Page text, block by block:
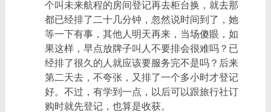
个叫未来航程的房间登记再去柜台换，就去那
都已经排了二十几分钟，忽然说时间到了，她
等一下有事，其他人明天再来，当场傻眼，如
果这样，早点放牌子叫人不要排会很难吗？已
经排了很久的人就应该要服务完不是吗？后来
第二天去，不夸张，又排了一个多小时才登记
好。不过，有学到一点，以后可以跟旅行社订
购时就先登记，也算是收获。